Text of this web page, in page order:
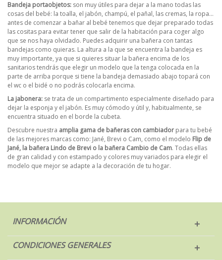
Bandeja portaobjetos: son muy útiles para dejar a la mano todas las
cosas del bebé: la toalla, el jabón, champú, el pañal, las cremas, la ropa…
antes de comenzar a bañar al bebé tenemos que dejar preparado todas
las cositas para evitar tener que salir de la habitación para coger algo
que se nos haya olvidado. Puedes adquirir una bañera con tantas
bandejas como quieras. La altura a la que se encuentra la bandeja es
muy importante, ya que si quieres situar la bañera encima de los
sanitarios tendrás que elegir un modelo que la tenga colocada en la
parte de arriba porque si tiene la bandeja demasiado abajo topará con
el wc o el bidé o no podrás colocarla encima.
La jabonera: se trata de un compartimento especialmente diseñado para
dejar la esponja y el jabón. Es muy cómodo y útil y, habitualmente, se
encuentra situado en el borde la cubeta.
Descubre nuestra amplia gama de bañeras con cambiador para tu bebé
de las mejores marcas como: Jané, Brevi o Cam, como el modelo Flip de
Jané, la bañera Lindo de Brevi o la bañera Cambio de Cam. Todas ellas
de gran calidad y con estampado y colores muy variados para elegir el
modelo que mejor se adapte a la decoración de tu hogar.
INFORMACIÓN
CONDICIONES GENERALES